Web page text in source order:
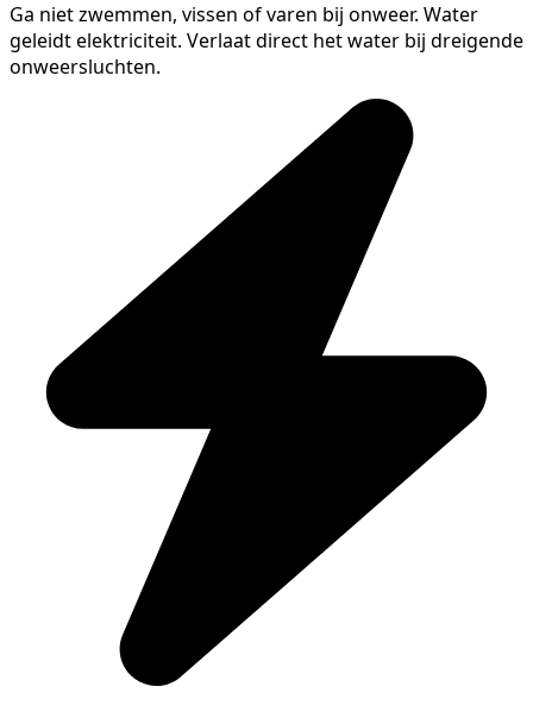
Ga niet zwemmen, vissen of varen bij onweer. Water
geleidt elektriciteit. Verlaat direct het water bij dreigende
onweersluchten.